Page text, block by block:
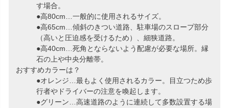
す場合。
●高80cm…一般的に使用されるサイズ。
●高65cm…傾斜のきつい道路、駐車場のスロープ部分
（高いと圧迫感を受けるため）、細狭道路。
●高40cm…死角とならないよう配慮が必要な場所。縁
石の上や中央分離帯。
おすすめカラーは？
●オレンジ…最もよく使用されるカラー。目立つため歩
行者やドライバーの注意を喚起します。
●グリーン…高速道路のように連続して多数設置する場